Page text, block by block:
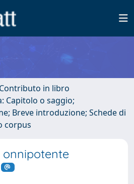
in libro
Capitolo o saggio;
Breve introduzione; Schede di
corpus
onnipotente